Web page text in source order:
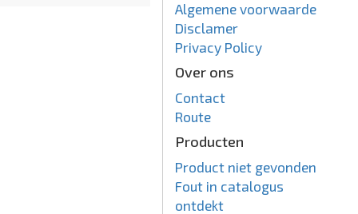
Algemene voorwaarde
Disclamer
Privacy Policy
Over ons
Contact
Route
Producten
Product niet gevonden
Fout in catalogus
ontdekt